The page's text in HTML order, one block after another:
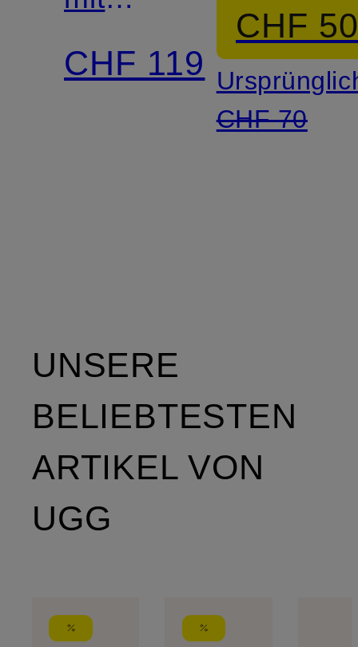
Geschenkbox
CHF 119
CHF
CHF 70
UNSERE
BELIEBTESTEN
ARTIKEL VON
UGG